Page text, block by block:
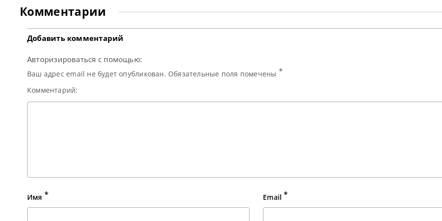
египетскому спортсмену
континентальный
одержал верх со счетом
Комментарии
Добавить комментарий
Авторизироваться с помощью:
Ваш адрес email не будет опубликован. Обязательные поля помечены *
Комментарий:
Имя * Email *